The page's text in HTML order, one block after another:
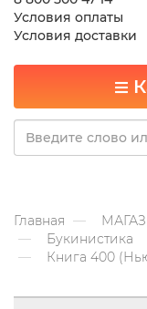
Условия оплаты
Условия доставки
Главная
Букинистика
Книга 400